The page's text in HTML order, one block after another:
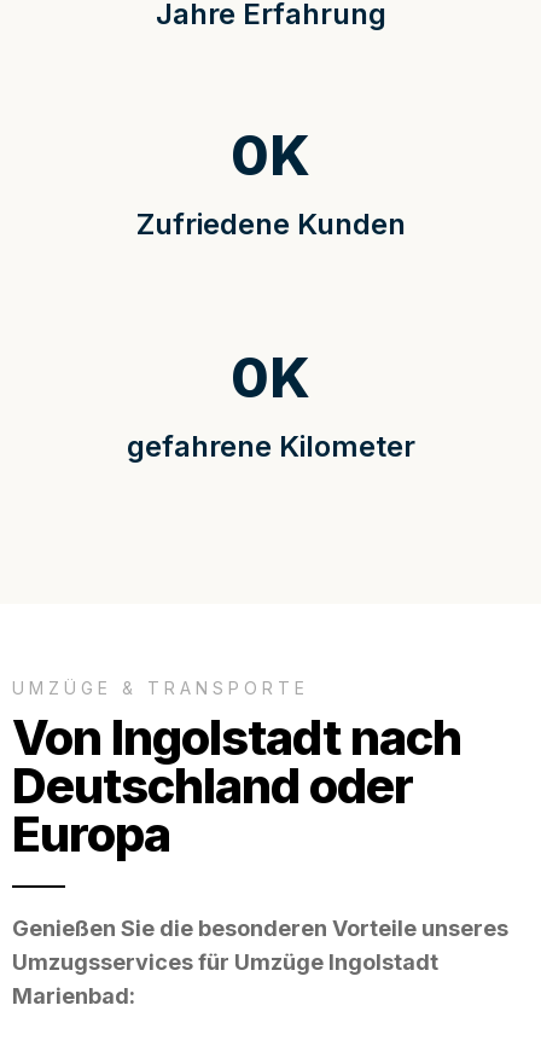
Jahre Erfahrung
Zufriedene Kunden
0K
gefahrene Kilometer
0K
UMZÜGE & TRANSPORTE
Von Ingolstadt nach
Deutschland oder
Europa
Genießen Sie die besonderen Vorteile unseres
Umzugsservices für Umzüge Ingolstadt
Marienbad: